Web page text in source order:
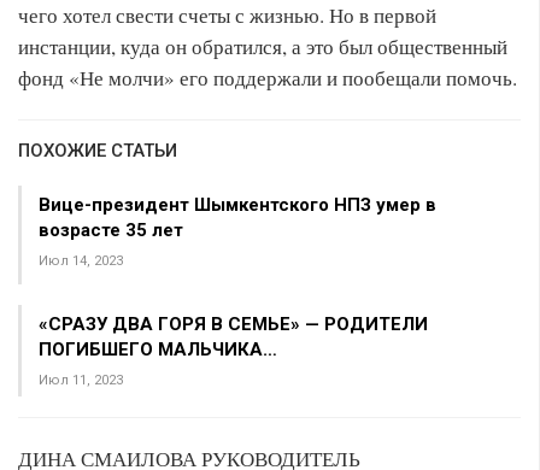
чего хотел свести счеты с жизнью. Но в первой
инстанции, куда он обратился, а это был общественный
фонд «Не молчи» его поддержали и пообещали помочь.
ПОХОЖИЕ СТАТЬИ
Вице-президент Шымкентского НПЗ умер в
возрасте 35 лет
Июл 14, 2023
«СРАЗУ ДВА ГОРЯ В СЕМЬЕ» — РОДИТЕЛИ
ПОГИБШЕГО МАЛЬЧИКА…
Июл 11, 2023
ДИНА СМАИЛОВА РУКОВОДИТЕЛЬ